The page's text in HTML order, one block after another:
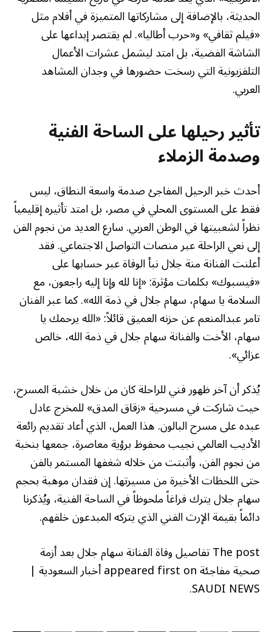
الحديثة، بالإضافة إلى مشاركاتها المتميزة في أفلام مثل
«فيلم ثقافي» و«حرب أطاليا». لم يقتصر إبداعها على
الشاشة الفضية، بل امتد ليشمل عشرات الأعمال
التلفزيونية التي رسخت حضورها في وجدان المشاهد
العربي.
تأثير رحيلها على الساحة الفنية
وصدمة الزملاء
أحدث خبر الرحيل المفاجئ صدمة واسعة النطاق، ليس
فقط على المستوى المحلي في مصر، بل امتد تأثيره إقليمياً
نظراً لشعبيتها في الوطن العربي. سارع العديد من نجوم الفن
إلى نعي الراحلة عبر منصات التواصل الاجتماعي. فقد
أعلنت الفنانة منة جلال نبأ الوفاة عبر حسابها على
«فيسبوك» بكلمات مؤثرة: «إنا لله وإنا إليه راجعون، مع
السلامة يا سهام، سهام جلال في ذمة الله». كما عبر الفنان
تامر عبدالمنعم عن حزنه العميق قائلاً: «الله يرحمك يا
سهام، الأخت والفنانة سهام جلال في ذمة الله، خالص
عزائي».
يُذكر أن آخر ظهور فني للراحلة كان من خلال خشبة المسرح،
حيث شاركت في مسرحية «زقاق المدق» للمخرج عادل
عبده على مسرح البالون. هذا العمل، الذي أعاد تقديم رائعة
الأديب العالمي نجيب محفوظ برؤية معاصرة، جمعها بنخبة
من نجوم الفن، وأثبتت من خلاله شغفها المستمر بالفن
حتى اللحظات الأخيرة من مسيرتها. إن فقدان موهبة بحجم
سهام جلال يترك فراغاً ملحوظاً في الساحة الفنية، ويُذكرنا
دائماً بقيمة الإرث الفني الذي يتركه المبدعون خلفهم.
The post تفاصيل وفاة الفنانة سهام جلال بعد أزمة
صحية مفاجئة appeared first on أخبار السعودية |
SAUDI NEWS.